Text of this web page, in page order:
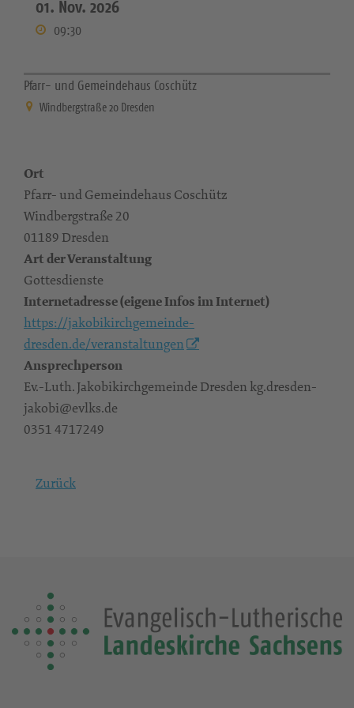
01. Nov. 2026
09:30
Pfarr- und Gemeindehaus Coschütz
Windbergstraße 20 Dresden
Ort
Pfarr- und Gemeindehaus Coschütz
Windbergstraße 20
01189 Dresden
Art der Veranstaltung
Gottesdienste
Internetadresse (eigene Infos im Internet)
https://jakobikirchgemeinde-
dresden.de/veranstaltungen
Ansprechperson
Ev.-Luth. Jakobikirchgemeinde Dresden kg.dresden-
jakobi@evlks.de
0351 4717249
Zurück